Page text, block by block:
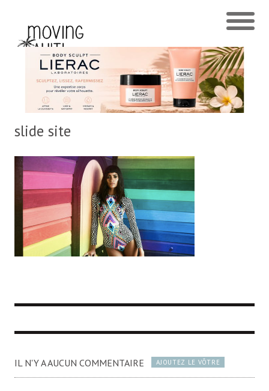
slide site
IL N'Y A AUCUN COMMENTAIRE AJOUTEZ LE VÔTRE